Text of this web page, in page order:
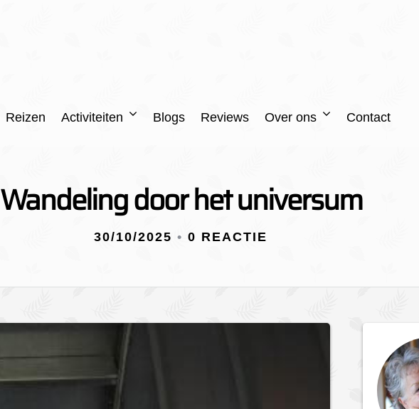
Reizen Activiteiten Blogs Reviews Over ons Contact
Wandeling door het universum
30/10/2025 • 0 REACTIE